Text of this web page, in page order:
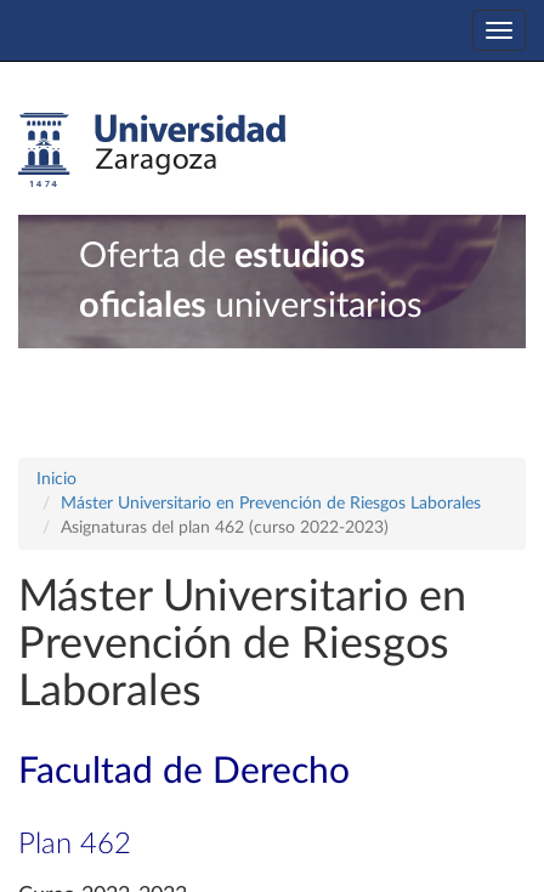
Oferta de estudios
oficiales universitarios
Inicio
Máster Universitario en Prevención de Riesgos Laborales
Asignaturas del plan 462 (curso 2022-2023)
Máster Universitario en
Prevención de Riesgos
Laborales
Facultad de Derecho
Plan 462